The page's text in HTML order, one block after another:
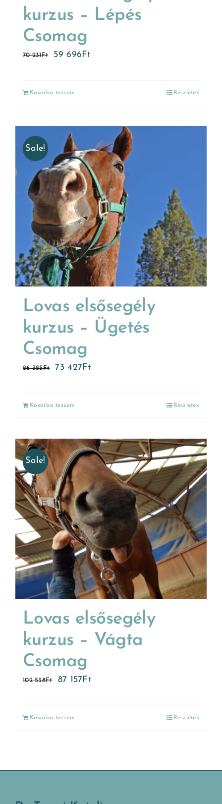
kurzus – Lépés
Csomag
70 231Ft 59 696Ft
Kosárba teszem Részletek
Sale!
Lovas elsősegély
kurzus – Ügetés
Csomag
86 385Ft 73 427Ft
Kosárba teszem Részletek
Sale!
Lovas elsősegély
kurzus – Vágta
Csomag
102 538Ft 87 157Ft
Kosárba teszem Részletek